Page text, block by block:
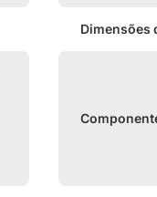
Dimensões